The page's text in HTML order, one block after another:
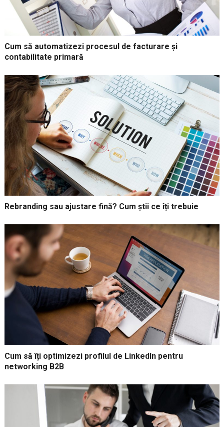
Cum să automatizezi procesul de facturare și
contabilitate primară
Rebranding sau ajustare fină? Cum știi ce îți trebuie
Cum să îți optimizezi profilul de LinkedIn pentru
networking B2B